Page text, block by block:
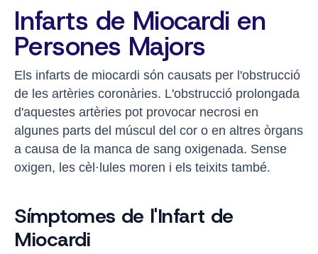
Infarts de Miocardi en
Persones Majors
Els infarts de miocardi són causats per l'obstrucció
de les artèries coronàries. L'obstrucció prolongada
d'aquestes artèries pot provocar necrosi en
algunes parts del múscul del cor o en altres òrgans
a causa de la manca de sang oxigenada. Sense
oxigen, les cèl·lules moren i els teixits també.
Símptomes de l'Infart de
Miocardi